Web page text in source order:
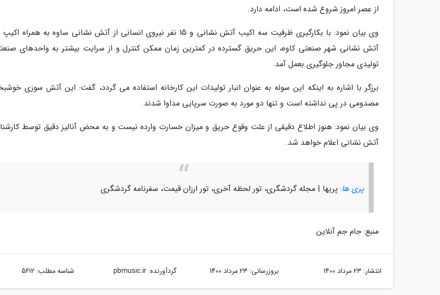
از عصر امروز شروع شده است، ادامه دارد.
وی بیان نمود: با بکارگیری ظرفیت سه اکیب آتش نشانی و 15 نفر نیروی انسانی از آتش نشانی ساوه به
آتش نشانی شهر صنعتی کاوه، این حریق گسترده در کمترین زمان ممکن کنترل و از سرایت بیشتر به واحدهای
تولیدی مجاور جلوگیری بعمل آمد.
برزگر با اشاره به اینکه این سوله به عنوان انبار تولیدات این کارخانه استفاده می گردد، گفت: این آتش سوزی
مصدومی در پی نداشته است و تنها دو مورد به صورت سرپایی مداوا شدند.
وی بیان نمود: هنوز اطلاع دقیقی از علت وقوع حریق و میزان خسارت وارده نیست و به محض آنالیز دقیق توسط
آتش نشانی اعلام خواهد شد.
پری ها: پریها | مجله گردشگری، تور لحظه آخری، تور ارزان قیمت، سفرنامه گردشگری
منبع: جام جم آنلاین
انتشار: 23 مرداد 1400 بروزرسانی: 23 مرداد 1400 گردآورنده:pbmusic.ir شناسه مطلب: 5612